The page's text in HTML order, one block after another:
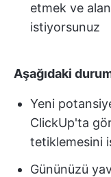
etmek ve
istiyorsunuz
Aşağıdaki
Yeni
ClickUp'ta
tetiklemesini
Gününüzü